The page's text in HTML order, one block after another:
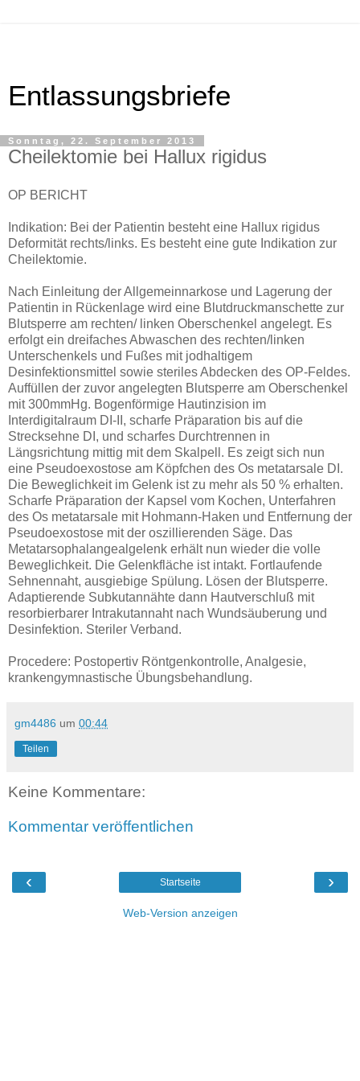
Entlassungsbriefe
Sonntag, 22. September 2013
Cheilektomie bei Hallux rigidus
OP BERICHT
Indikation: Bei der Patientin besteht eine Hallux rigidus
Deformität rechts/links. Es besteht eine gute Indikation zur
Cheilektomie.
Nach Einleitung der Allgemeinnarkose und Lagerung der
Patientin in Rückenlage wird eine Blutdruckmanschette zur
Blutsperre am rechten/ linken Oberschenkel angelegt. Es
erfolgt ein dreifaches Abwaschen des rechten/linken
Unterschenkels und Fußes mit jodhaltigem
Desinfektionsmittel sowie steriles Abdecken des OP-Feldes.
Auffüllen der zuvor angelegten Blutsperre am Oberschenkel
mit 300mmHg. Bogenförmige Hautinzision im
Interdigitalraum DI-II, scharfe Präparation bis auf die
Strecksehne DI, und scharfes Durchtrennen in
Längsrichtung mittig mit dem Skalpell. Es zeigt sich nun
eine Pseudoexostose am Köpfchen des Os metatarsale DI.
Die Beweglichkeit im Gelenk ist zu mehr als 50 % erhalten.
Scharfe Präparation der Kapsel vom Kochen, Unterfahren
des Os metatarsale mit Hohmann-Haken und Entfernung der
Pseudoexostose mit der oszillierenden Säge. Das
Metatarsophalangealgelenk erhält nun wieder die volle
Beweglichkeit. Die Gelenkfläche ist intakt. Fortlaufende
Sehnennaht, ausgiebige Spülung. Lösen der Blutsperre.
Adaptierende Subkutannähte dann Hautverschluß mit
resorbierbarer Intrakutannaht nach Wundsäuberung und
Desinfektion. Steriler Verband.
Procedere: Postopertiv Röntgenkontrolle, Analgesie,
krankengymnastische Übungsbehandlung.
gm4486 um 00:44
Teilen
Keine Kommentare:
Kommentar veröffentlichen
‹ ›
Startseite
Web-Version anzeigen